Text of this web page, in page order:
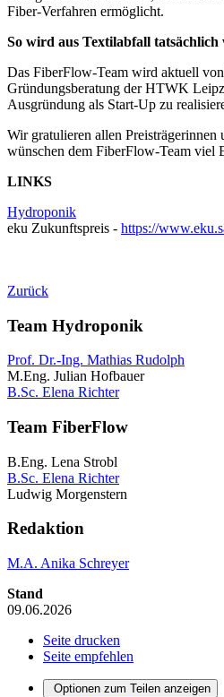
Fiber-Verfahren ermöglicht.
So wird aus Textilabfall
Das FiberFlow-Team wird aktuell
Gründungsberatung der HTWK
Ausgründung als Start-Up zu
Wir gratulieren allen Preisträgerinnen
wünschen dem FiberFlow-Team viel
LINKS
Hydroponik
eku Zukunftspreis - https://
Zurück
Team Hydroponik
Prof. Dr.-Ing. Mathias Rudolph
M.Eng. Julian Hofbauer
B.Sc. Elena Richter
Team FiberFlow
B.Eng. Lena Strobl
B.Sc. Elena Richter
Ludwig Morgenstern
Redaktion
M.A. Anika Schreyer
Stand
09.06.2026
Seite drucken
Seite empfehlen
Optionen zum Teilen anzeigen